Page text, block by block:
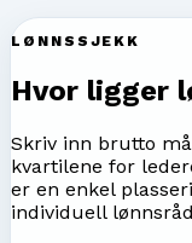
LØNNSSJEKK
Hvor ligger
Skriv inn brutto
kvartilene for
er en enkel
individuell